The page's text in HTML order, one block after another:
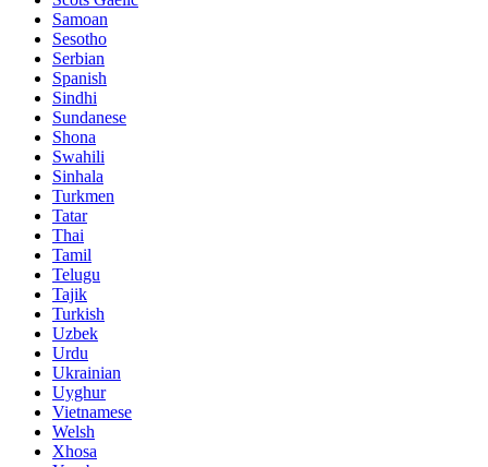
Samoan
Sesotho
Serbian
Spanish
Sindhi
Sundanese
Shona
Swahili
Sinhala
Turkmen
Tatar
Thai
Tamil
Telugu
Tajik
Turkish
Uzbek
Urdu
Ukrainian
Uyghur
Vietnamese
Welsh
Xhosa